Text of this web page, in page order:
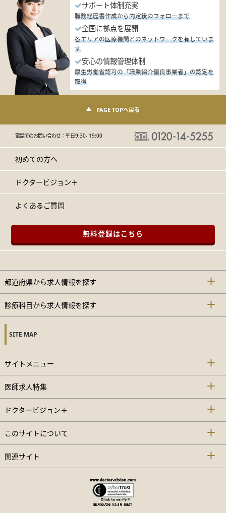
サポート体制充実
職務経歴書作成から内定後のフォローまで
全国に拠点を展開
各エリアの医療機関とのネットワークを有していま
す
安心の情報管理体制
厚生労働省認可の「職業紹介優良事業者」の認定を
取得
PAGE TOPへ戻る
電話でのお問い合わせ：平日9:30- 19:00
初めての方へ
ドクタービジョン＋
よくあるご質問
無料登録はこちら
都道府県から求人情報を探す
診療科目から求人情報を探す
SITE MAP
サイトメニュー
医師求人特集
ドクタービジョン＋
このサイトについて
関連サイト